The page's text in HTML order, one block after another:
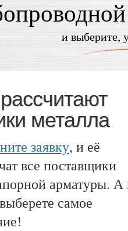
и выберите,
металла
заявку, и её
все поставщики
арматуры.
самое